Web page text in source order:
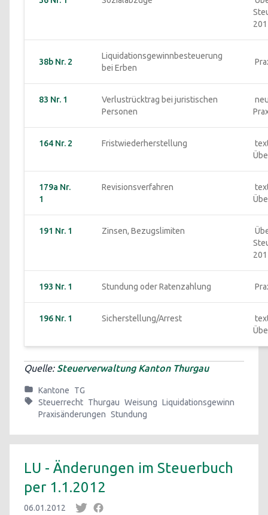
38b Nr. 2
Liquidationsgewinnbesteuerung
bei Erben
83 Nr. 1
Verlustrücktrag bei juristischen
Personen
164 Nr. 2 Fristwiederherstellung
179a Nr.
1
Revisionsverfahren
191 Nr. 1 Zinsen, Bezugslimiten
193 Nr. 1 Stundung oder Ratenzahlung
196 Nr. 1 Sicherstellung/Arrest
Quelle: Steuerverwaltung Kanton Thurgau
Kantone
TG
Steuerrecht Thurgau Weisung Liquidationsgewinn
Praxisänderungen Stundung
LU - Änderungen im Steuerbuch
per 1.1.2012
06.01.2012